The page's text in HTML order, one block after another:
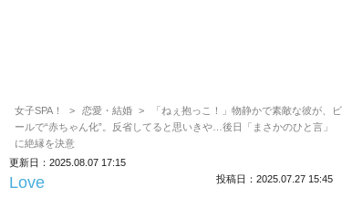
女子SPA！ 恋愛・結婚
「ねぇ抱っこ！」物静かで素敵な彼が、ビ
ールで“赤ちゃん化”。反省してると思いきや…後日「まさかのひと言」
に絶縁を決意
更新日：2025.08.07 17:15
Love 投稿日：2025.07.27 15:45